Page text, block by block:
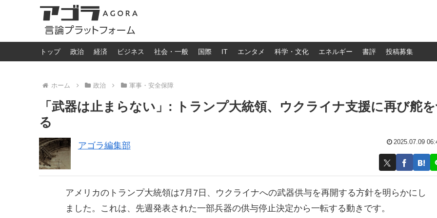
トップ 政治 経済 ビジネス 社会・一般 国際 IT エンタメ 科学・文化 エネルギー 書評 投稿募集
ホーム 政治 軍事・安全保障
「武器は止まらない」: トランプ大統領、ウクライナ支援に再び舵
る
アゴラ編集部 2025.07.09
アメリカのトランプ大統領は7月7日、ウクライナへの武器供与を再開する方針を明らかにし
ました。これは、先週発表された一部兵器の供与停止決定から一転する動きです。